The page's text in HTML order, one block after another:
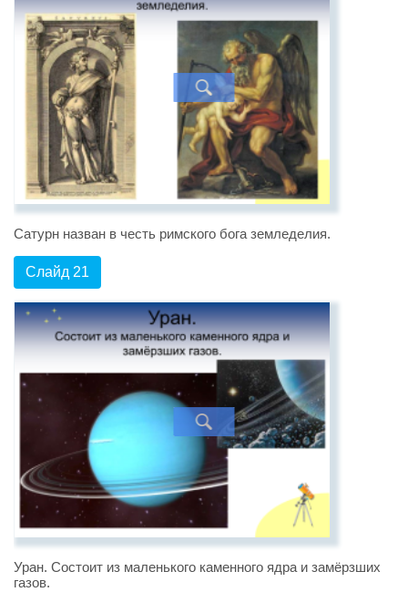
Сатурн назван в честь римского бога земледелия.
Слайд 21
Уран. Состоит из маленького каменного ядра и замёрзших
газов.